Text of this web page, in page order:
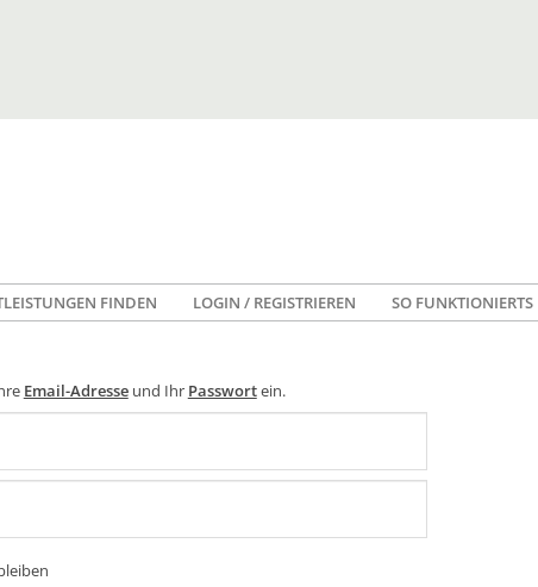
FINDEN LOGIN / REGISTRIEREN SO FUNKTIONIERTS
Email-Adresseund Ihr Passwortein.